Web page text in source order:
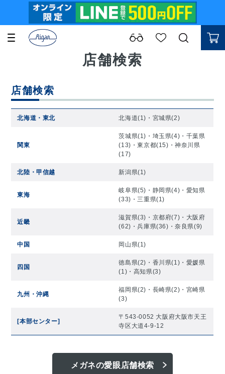
店舗検索
店舗検索
北海道・東北 北海道(1) ・ 宮城県(2)
関東
茨城県(1) ・ 埼玉県(4) ・ 千葉県
(13) ・東京都(15) ・神奈川県
(17)
北陸・甲信越 新潟県(1)
東海
岐阜県(5) ・ 静岡県(4) ・ 愛知県
(33) ・三重県(1)
近畿
滋賀県(3) ・ 京都府(7) ・ 大阪府
(62) ・兵庫県(36) ・奈良県(9)
中国 岡山県(1)
四国
徳島県(2) ・ 香川県(1) ・ 愛媛県
(1) ・ 高知県(3)
九州・沖縄
福岡県(2) ・ 長崎県(2) ・ 宮崎県
(3)
[本部センター]
〒543-0052 大阪府大阪市天王
寺区大道4-9-12
メガネの愛眼店舗検索